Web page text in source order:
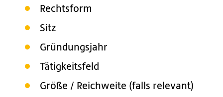
Rechtsform
Sitz
Gründungsjahr
Tätigkeitsfeld
Größe / Reichweite (falls relevant)